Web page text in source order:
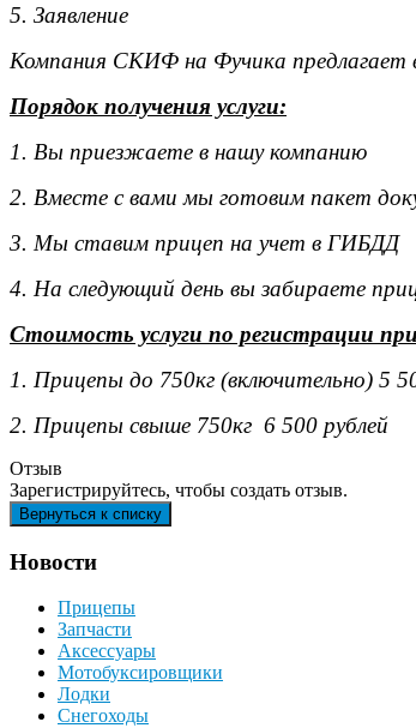
5. Заявление
Компания СКИФ на Фучика предлагает
Порядок получения услуги:
1. Вы приезжаете в нашу компанию
2. Вместе с вами мы готовим пакет
3. Мы ставим прицеп на учет в ГИБДД
4. На следующий день вы забираете
Стоимость услуги по регистрации
1. Прицепы до 750кг (включительно) 5
2. Прицепы свыше 750кг 6 500 рублей
Отзыв
Зарегистрируйтесь, чтобы создать отзыв.
Новости
Прицепы
Запчасти
Аксессуары
Мотобуксировщики
Лодки
Снегоходы